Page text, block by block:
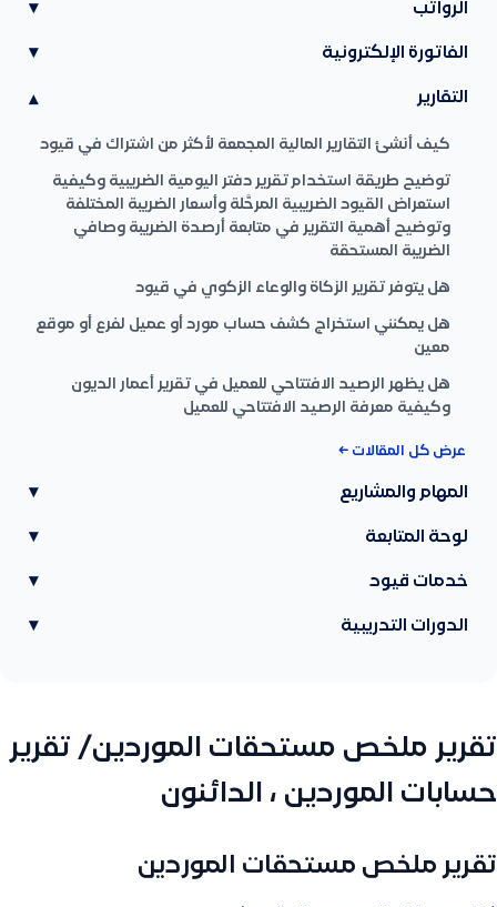
الرواتب ▾
الفاتورة الإلكترونية ▾
التقارير ▾
كيف أنشئ التقارير المالية المجمعة لأكثر من اشتراك في قيود
توضيح طريقة استخدام تقرير دفتر اليومية الضريبية وكيفية
استعراض القيود الضريبية المرحَّلة وأسعار الضريبة المختلفة
وتوضيح أهمية التقرير في متابعة أرصدة الضريبة وصافي
الضريبة المستحقة
هل يتوفر تقرير الزكاة والوعاء الزكوي في قيود
هل يمكنني استخراج كشف حساب مورد أو عميل لفرع أو موقع
معين
هل يظهر الرصيد الافتتاحي للعميل في تقرير أعمار الديون
وكيفية معرفة الرصيد الافتتاحي للعميل
عرض كل المقالات ←
المهام والمشاريع ▾
لوحة المتابعة ▾
خدمات قيود ▾
الدورات التدريبية ▾
تقرير ملخص مستحقات الموردين/ تقرير
حسابات الموردين ، الدائنون
تقرير ملخص مستحقات الموردين